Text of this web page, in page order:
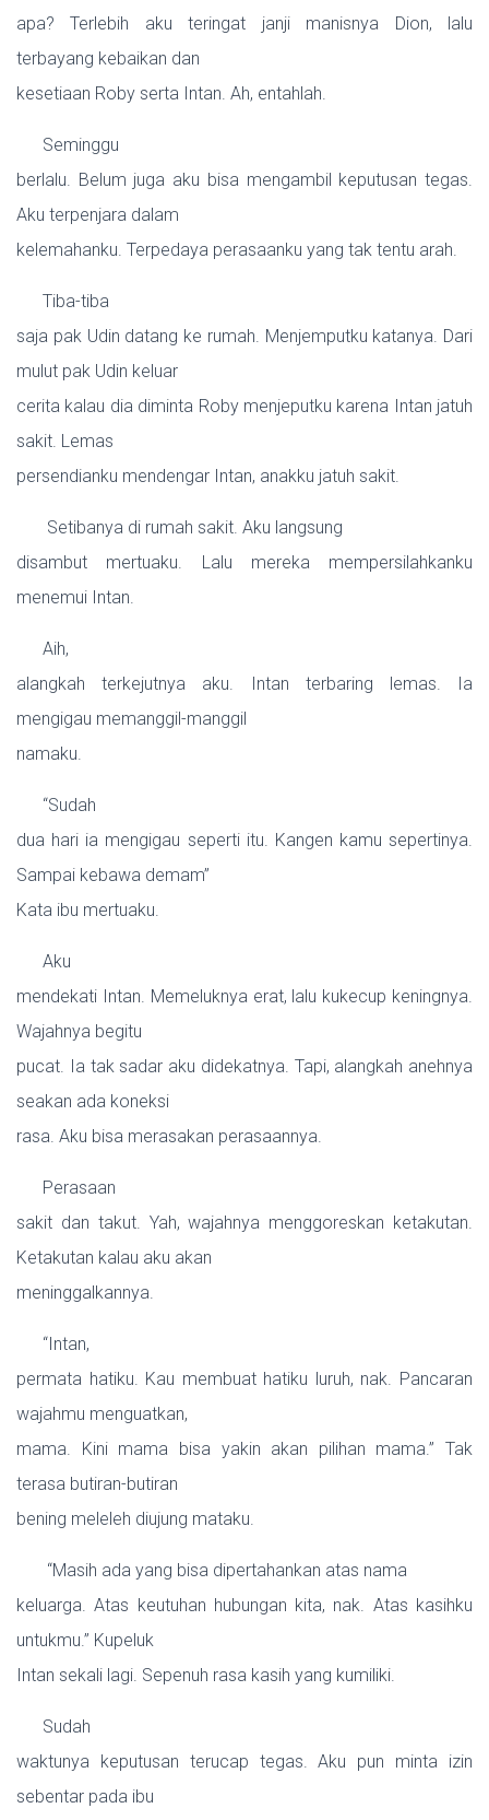
apa? Terlebih aku teringat janji manisnya Dion, lalu
terbayang kebaikan dan
kesetiaan Roby serta Intan. Ah, entahlah.
Seminggu
berlalu. Belum juga aku bisa mengambil keputusan tegas.
Aku terpenjara dalam
kelemahanku. Terpedaya perasaanku yang tak tentu arah.
Tiba-tiba
saja pak Udin datang ke rumah. Menjemputku katanya. Dari
mulut pak Udin keluar
cerita kalau dia diminta Roby menjeputku karena Intan jatuh
sakit. Lemas
persendianku mendengar Intan, anakku jatuh sakit.
Setibanya di rumah sakit. Aku langsung
disambut mertuaku. Lalu mereka mempersilahkanku
menemui Intan.
Aih,
alangkah terkejutnya aku. Intan terbaring lemas. Ia
mengigau memanggil-manggil
namaku.
“Sudah
dua hari ia mengigau seperti itu. Kangen kamu sepertinya.
Sampai kebawa demam”
Kata ibu mertuaku.
Aku
mendekati Intan. Memeluknya erat, lalu kukecup keningnya.
Wajahnya begitu
pucat. Ia tak sadar aku didekatnya. Tapi, alangkah anehnya
seakan ada koneksi
rasa. Aku bisa merasakan perasaannya.
Perasaan
sakit dan takut. Yah, wajahnya menggoreskan ketakutan.
Ketakutan kalau aku akan
meninggalkannya.
“Intan,
permata hatiku. Kau membuat hatiku luruh, nak. Pancaran
wajahmu menguatkan,
mama. Kini mama bisa yakin akan pilihan mama.” Tak
terasa butiran-butiran
bening meleleh diujung mataku.
“Masih ada yang bisa dipertahankan atas nama
keluarga. Atas keutuhan hubungan kita, nak. Atas kasihku
untukmu.” Kupeluk
Intan sekali lagi. Sepenuh rasa kasih yang kumiliki.
Sudah
waktunya keputusan terucap tegas. Aku pun minta izin
sebentar pada ibu